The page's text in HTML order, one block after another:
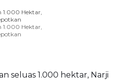
1.000 Hektar,
1.000 Hektar,
seluas 1.000 hektar, Narji